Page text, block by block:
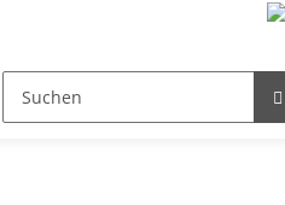
FILTER / DROSSEL